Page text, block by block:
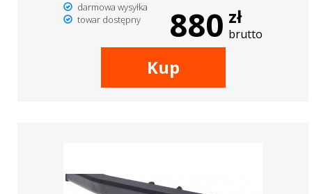
darmowa wysyłka
towar dostępny
880 zł
brutto
Kup